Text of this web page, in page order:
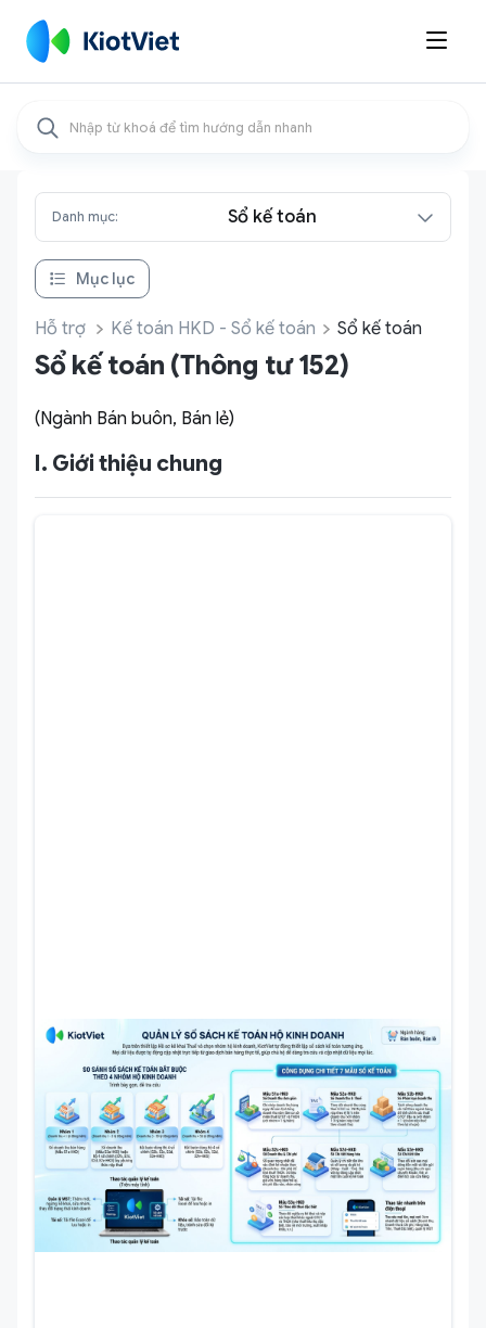

Danh mục: Sổ kế toán
Mục lục
Hỗ trợ Kế toán HKD - Sổ kế toán Sổ kế toán
Sổ kế toán (Thông tư 152)
(Ngành Bán buôn, Bán lẻ)
I. Giới thiệu chung